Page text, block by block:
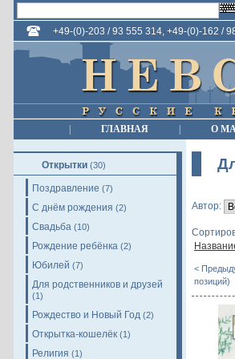
+49-(0)-203 / 93 555 314, +49-(0)-162 /
ГЛАВНАЯ О
Открытки (30)
Поздравление (7)
С днём рождения (2)
Свадьба (10)
Рождение ребёнка (2)
Юбилей (7)
Для родственников и друзей
(1)
Рождество и Новый Год (2)
Открытка-кошелёк (1)
Религия (1)
Автор:
<
позиций)